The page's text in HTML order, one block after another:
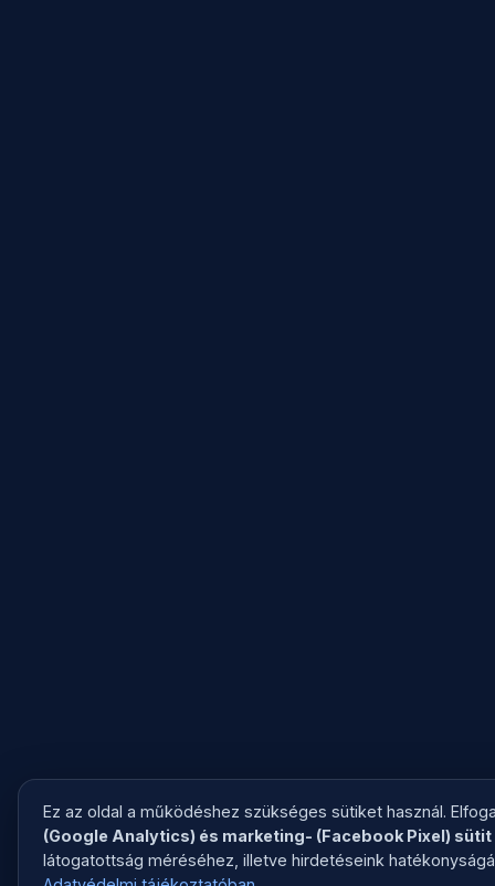
Ez az oldal a működéshez szükséges sütiket használ.
(Google Analytics) és marketing- (Facebook Pixel) sütit
látogatottság méréséhez, illetve hirdetéseink